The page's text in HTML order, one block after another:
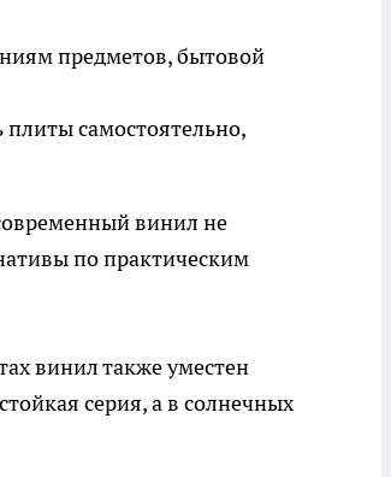
предметов, бытовой
самостоятельно,
винил не
по практическим
винил также уместен
серия, а в солнечных